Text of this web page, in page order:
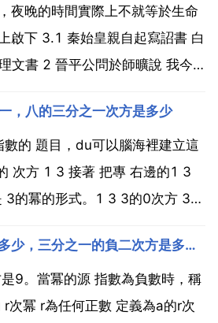
夜晚的時間實際上不就等於生命
啟下 3.1 秦始皇親自起寫詔書 白
文書 2 晉平公問於師曠說 我今
告訴我們只要抓住夜晚時間，雖
充分利用夜晚時間，不...
，八的三分之一次方是多少
的 題目，du可以腦海裡建立這
次方 1 3 接著 把專 右邊的1 3
3的冪的形式。1 3 3的0次方 3的
。三的負一次方是三分之一...三分之一 的2次方是多少，三分之一的負二次方是多少啊
9。當冪的源 指數為負數時，稱
次冪 r為任何正數 定義為a的r次